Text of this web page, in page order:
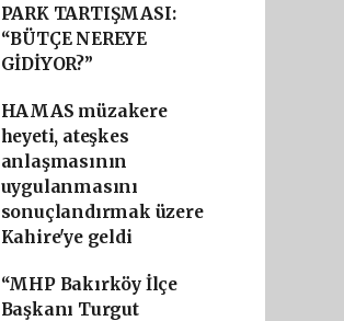
PARK TARTIŞMASI:
“BÜTÇE NEREYE
GİDİYOR?”
HAMAS müzakere
heyeti, ateşkes
anlaşmasının
uygulanmasını
sonuçlandırmak üzere
Kahire'ye geldi
“MHP Bakırköy İlçe
Başkanı Turgut